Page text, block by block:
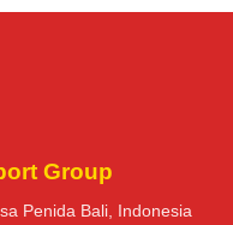
Group
Penida Bali, Indonesia